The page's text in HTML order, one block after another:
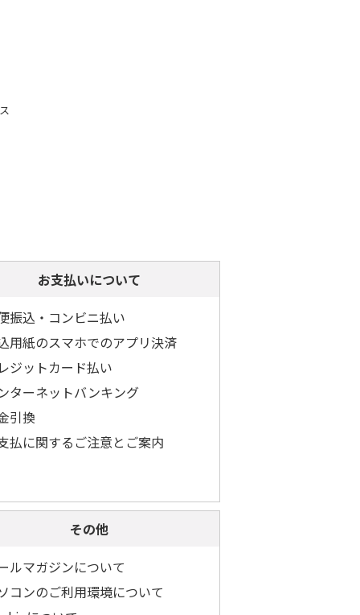
お支払いについて
振込・コンビニ払い
用紙のスマホでのアプリ決済
ジットカード払い
ターネットバンキング
引換
払に関するご注意とご案内
その他
ルマガジンについて
コンのご利用環境について